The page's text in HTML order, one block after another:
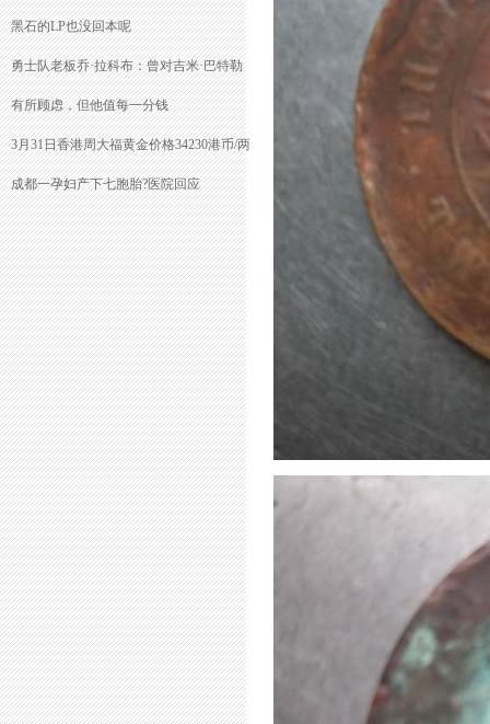
黑石的LP也没回本呢
勇士队老板乔·拉科布：曾对吉米·巴特勒
有所顾虑，但他值每一分钱
3月31日香港周大福黄金价格34230港币/两
成都一孕妇产下七胞胎?医院回应